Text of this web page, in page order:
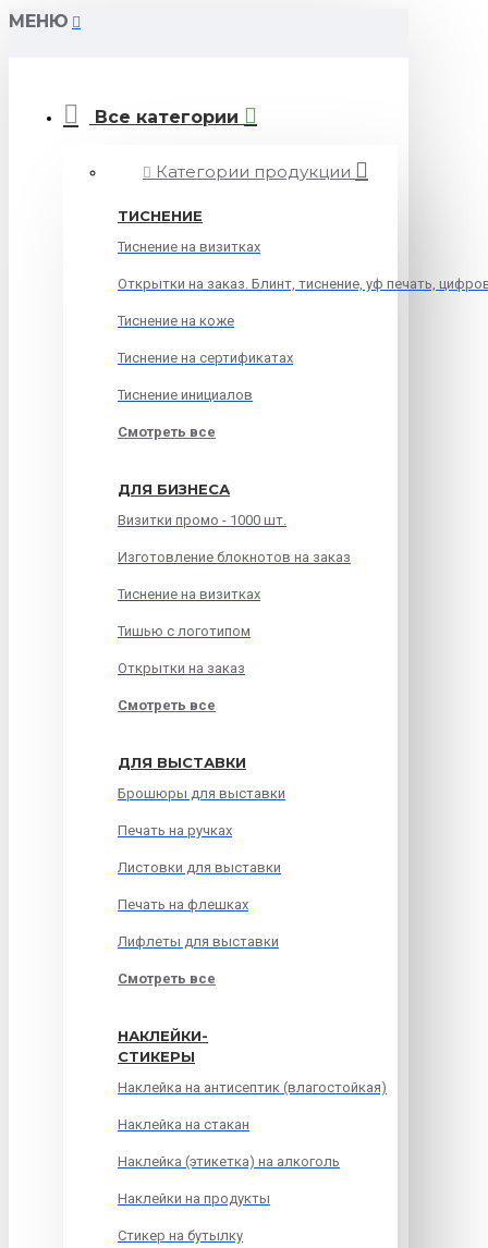
МЕНЮ
Все категории
Категории продукции
ТИСНЕНИЕ
Тиснение на визитках
Открытки на заказ. Блинт, тиснение, уф печать,
Тиснение на коже
Тиснение на сертификатах
Тиснение инициалов
Смотреть все
ДЛЯ БИЗНЕСА
Визитки промо - 1000 шт.
Изготовление блокнотов на заказ
Тиснение на визитках
Тишью с логотипом
Открытки на заказ
Смотреть все
ДЛЯ ВЫСТАВКИ
Брошюры для выставки
Печать на ручках
Листовки для выставки
Печать на флешках
Лифлеты для выставки
Смотреть все
НАКЛЕЙКИ-
СТИКЕРЫ
Наклейка на антисептик (влагостойкая)
Наклейка на стакан
Наклейка (этикетка) на алкоголь
Наклейки на продукты
Стикер на бутылку